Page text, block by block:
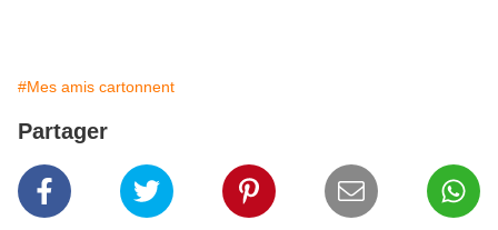
#Mes amis cartonnent
Partager